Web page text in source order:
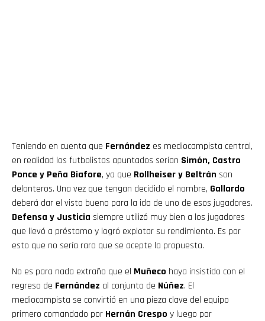
Teniendo en cuenta que Fernández es mediocampista central,
en realidad los futbolistas apuntados serían Simón, Castro
Ponce y Peña Biafore, ya que Rollheiser y Beltrán son
delanteros. Una vez que tengan decidido el nombre, Gallardo
deberá dar el visto bueno para la ida de uno de esos jugadores.
Defensa y Justicia siempre utilizó muy bien a los jugadores
que llevó a préstamo y logró explotar su rendimiento. Es por
esto que no sería raro que se acepte la propuesta.
No es para nada extraño que el Muñeco haya insistido con el
regreso de Fernández al conjunto de Núñez. El
mediocampista se convirtió en una pieza clave del equipo
primero comandado por Hernán Crespo y luego por